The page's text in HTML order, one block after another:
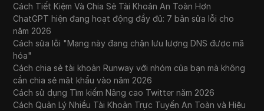
Cách Tiết Kiệm Và Chia Sẻ Tài Khoản An Toàn Hơn
ChatGPT hiện đang hoạt động đầy đủ: 7 bản sửa lỗi cho
năm 2026
Cách sửa lỗi "Mạng này đang chặn lưu lượng DNS được mã
hóa"
Cách chia sẻ tài khoản Runway với nhóm của bạn mà không
cần chia sẻ mật khẩu vào năm 2026
Cách sử dụng Tìm kiếm Nâng cao Twitter năm 2026
Cách Quản Lý Nhiều Tài Khoản Trực Tuyến An Toàn và Hiệu